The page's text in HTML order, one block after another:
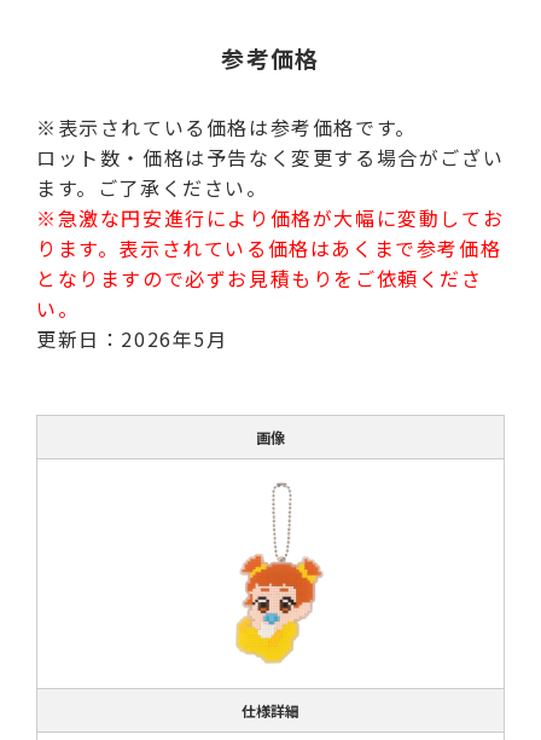
参考価格
※表示されている価格は参考価格です。
ロット数・価格は予告なく変更する場合がござい
ます。ご了承ください。
※急激な円安進行により価格が大幅に変動してお
ります。表示されている価格はあくまで参考価格
となりますので必ずお見積もりをご依頼くださ
い。
更新日：2026年5月
画像
仕様詳細